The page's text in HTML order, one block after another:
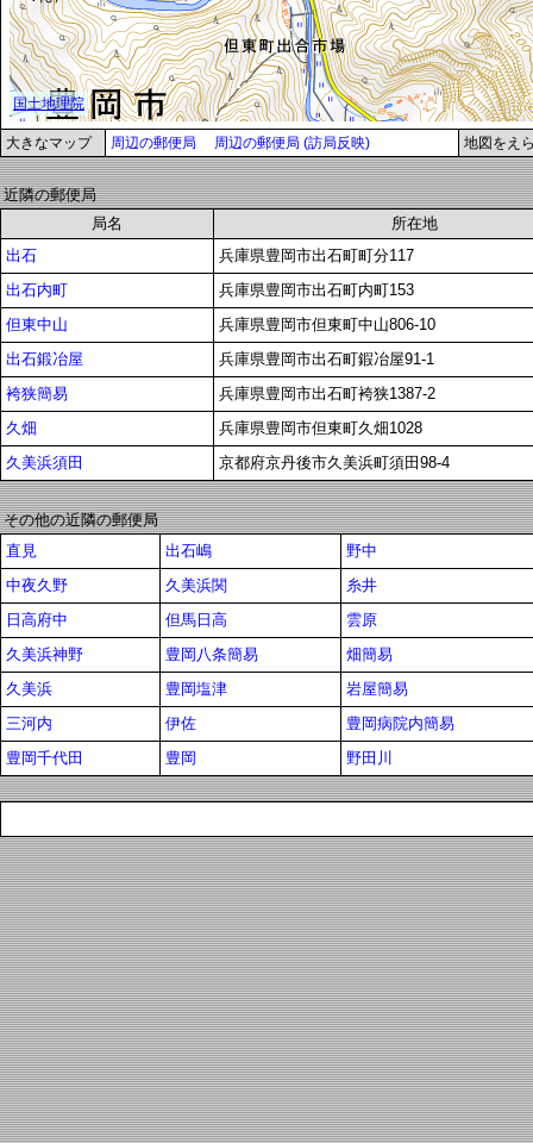
大きなマップ 周辺の郵便局 周辺の郵便局 (訪局反映) 地図をえ
近隣の郵便局
局名
所在地
出石
兵庫県豊岡市出石町町分117
出石内町
兵庫県豊岡市出石町内町153
但東中山
兵庫県豊岡市但東町中山806-10
出石鍛冶屋
兵庫県豊岡市出石町鍜冶屋91-1
袴狭簡易
兵庫県豊岡市出石町袴狭1387-2
久畑
兵庫県豊岡市但東町久畑1028
久美浜須田
京都府京丹後市久美浜町須田98-4
その他の近隣の郵便局
直見
出石嶋
野中
中夜久野
久美浜関
糸井
日高府中
但馬日高
雲原
久美浜神野
豊岡八条簡易
畑簡易
久美浜
豊岡塩津
岩屋簡易
三河内
伊佐
豊岡病院内簡易
豊岡千代田
豊岡 野田川